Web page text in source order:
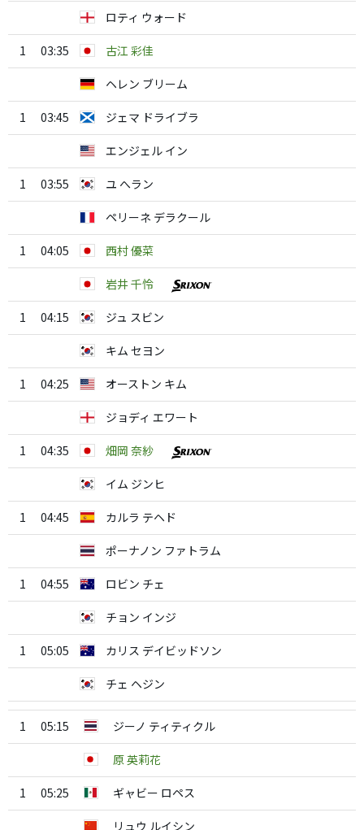
ロティ ウォード
1 03:35 古江 彩佳
ヘレン ブリーム
1 03:45 ジェマ ドライブラ
エンジェル イン
1 03:55 ユ へラン
ペリーネ デラクール
1 04:05 西村 優菜
岩井 千怜
1 04:15 ジュ スビン
キム セヨン
1 04:25 オーストン キム
ジョディ エワート
1 04:35 畑岡 奈紗
イム ジンヒ
1 04:45 カルラ テヘド
ポーナノン ファトラム
1 04:55 ロビン チェ
チョン インジ
1 05:05 カリス デイビッドソン
チェ ヘジン
1 05:15 ジーノ ティティクル
原 英莉花
1 05:25 ギャビー ロペス
リュウ ルイシン